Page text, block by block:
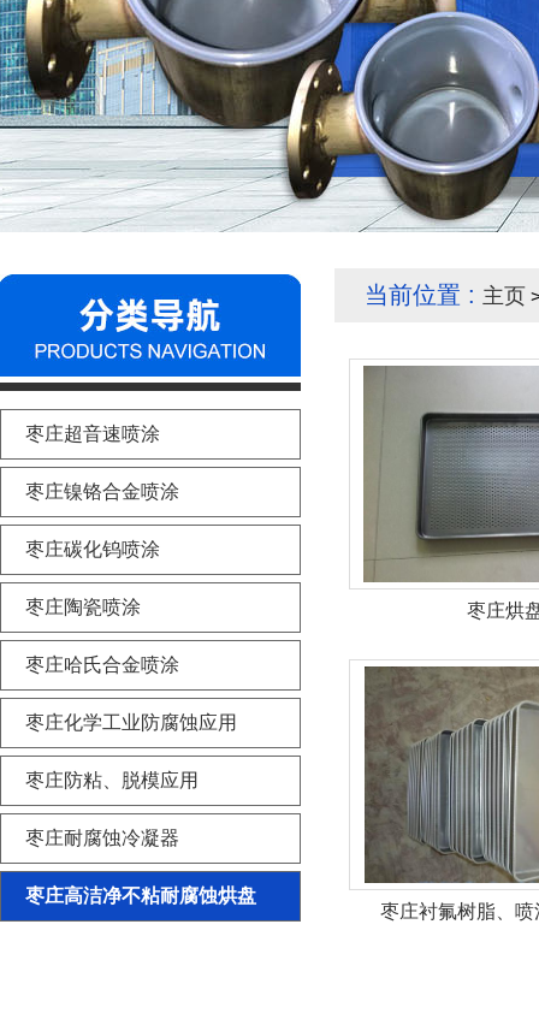
枣庄超音速喷涂
枣庄镍铬合金喷涂
枣庄碳化钨喷涂
枣庄陶瓷喷涂
枣庄哈氏合金喷涂
枣庄化学工业防腐蚀应用
枣庄防粘、脱模应用
枣庄耐腐蚀冷凝器
枣庄高洁净不粘耐腐蚀烘盘
当前位置 : 主页
枣庄烘
枣庄衬氟树脂、